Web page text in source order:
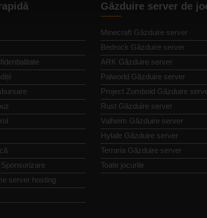
server hosting
Găzduire server de
Minecraft Găzduire server
Bedrock Găzduire server
ARK Găzduire server
Palworld Găzduire server
Project Zomboid Găzduire
Rust Găzduire server
Valheim Găzduire server
Hytale Găzduire server
Terraria Găzduire server
Toate jocurile